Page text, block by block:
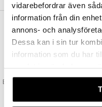
vidarebefordrar även
information från din
annons- och
Dessa kan i sin tur
information som du har
våra cookies vid fortsatt
VAD
Vi erbjuder fri frakt från 350
utifån vilken
Beställningar lagda före 14:00